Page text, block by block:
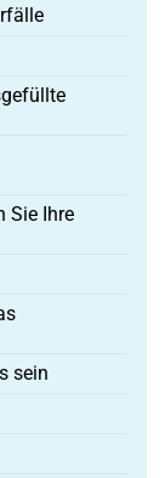
Sie Ihre
sein